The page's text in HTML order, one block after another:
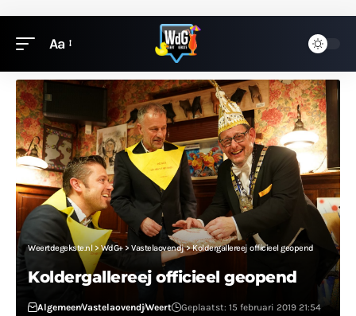
Aa
Weertdegekste.nl>WdG+> Vastelaovendj>Koldergallereej officieel geopend
Koldergallereej officieel geopend
AlgemeenVastelaovendjWeert
Geplaatst: 15 februari 2019 21:54